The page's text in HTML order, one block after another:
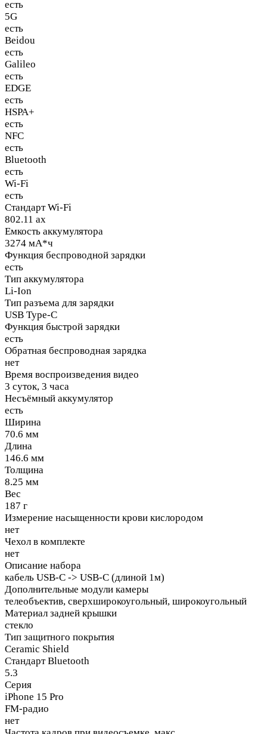
есть
5G
есть
Beidou
есть
Galileo
есть
EDGE
есть
HSPA+
есть
NFC
есть
Bluetooth
есть
Wi-Fi
есть
Стандарт Wi-Fi
802.11 ax
Емкость аккумулятора
3274 мА*ч
Функция беспроводной зарядки
есть
Тип аккумулятора
Li-Ion
Тип разъема для зарядки
USB Type-C
Функция быстрой зарядки
есть
Обратная беспроводная зарядка
нет
Время воспроизведения видео
3 суток, 3 часа
Несъёмный аккумулятор
есть
Ширина
70.6 мм
Длина
146.6 мм
Толщина
8.25 мм
Вес
187 г
Измерение насыщенности крови кислородом
нет
Чехол в комплекте
нет
Описание набора
кабель USB-C -> USB-C (длиной 1м)
Дополнительные модули камеры
телеобъектив, сверхширокоугольный, широкоугольный
Материал задней крышки
стекло
Тип защитного покрытия
Ceramic Shield
Стандарт Bluetooth
5.3
Серия
iPhone 15 Pro
FM-радио
нет